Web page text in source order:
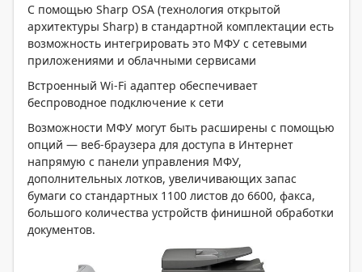
С помощью Sharp OSA (технология открытой
архитектуры Sharp) в стандартной комплектации есть
возможность интегрировать это МФУ с сетевыми
приложениями и облачными сервисами
Встроенный Wi-Fi адаптер обеспечивает
беспроводное подключение к сети
Возможности МФУ могут быть расширены с помощью
опций — веб-браузера для доступа в Интернет
напрямую с панели управления МФУ,
дополнительных лотков, увеличивающих запас
бумаги со стандартных 1100 листов до 6600, факса,
большого количества устройств финишной обработки
документов.